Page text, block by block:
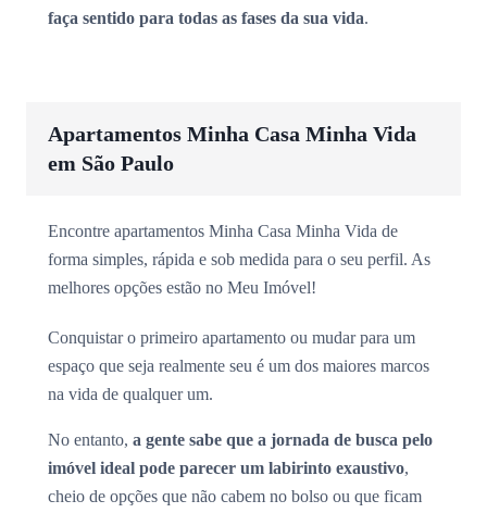
faça sentido para todas as fases da sua vida.
Apartamentos Minha Casa Minha Vida
em São Paulo
Encontre apartamentos Minha Casa Minha Vida de
forma simples, rápida e sob medida para o seu perfil. As
melhores opções estão no Meu Imóvel!
Conquistar o primeiro apartamento ou mudar para um
espaço que seja realmente seu é um dos maiores marcos
na vida de qualquer um.
No entanto, a gente sabe que a jornada de busca pelo
imóvel ideal pode parecer um labirinto exaustivo,
cheio de opções que não cabem no bolso ou que ficam